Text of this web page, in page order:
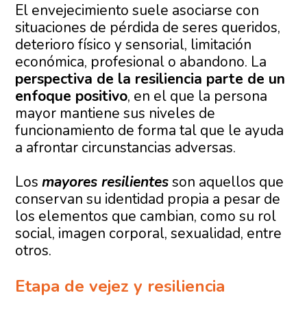
El envejecimiento suele asociarse con
situaciones de pérdida de seres queridos,
deterioro físico y sensorial, limitación
económica, profesional o abandono. La
perspectiva de la resiliencia parte de un
enfoque positivo, en el que la persona
mayor mantiene sus niveles de
funcionamiento de forma tal que le ayuda
a afrontar circunstancias adversas.
Losmayores resilientesson aquellos que
conservan su identidad propia a pesar de
los elementos que cambian, como su rol
social, imagen corporal, sexualidad, entre
otros.
Etapa de vejez y resiliencia